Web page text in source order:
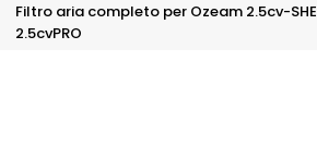
here...
Filtro aria completo per Ozeam 2.5cv-
2.5cvPRO